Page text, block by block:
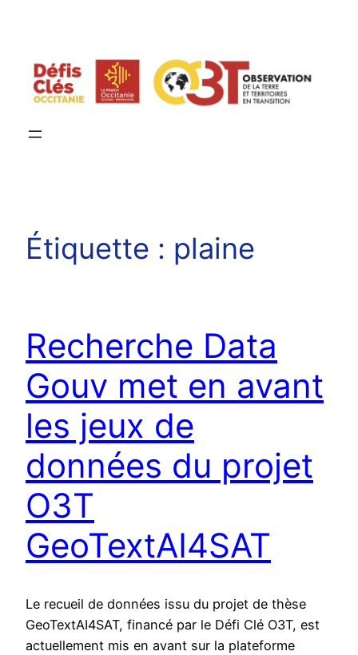
Étiquette : plaine
Recherche Data
Gouv met en avant
les jeux de
données du projet
O3T
GeoTextAI4SAT
Le recueil de données issu du projet de thèse
GeoTextAI4SAT, financé par le Défi Clé O3T, est
actuellement mis en avant sur la plateforme